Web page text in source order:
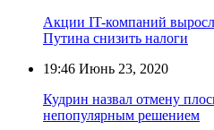
Акции IT-компаний
Путина снизить налоги
19:46 Июнь 23, 2020
Кудрин назвал отмену
непопулярным решением